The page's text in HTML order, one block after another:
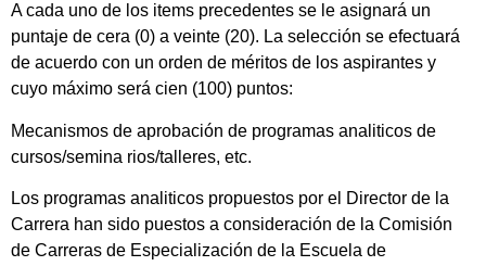
A cada uno de los items precedentes se le asignará un
puntaje de cera (0) a veinte (20). La selección se efectuará
de acuerdo con un orden de méritos de los aspirantes y
cuyo máximo será cien (100) puntos:
Mecanismos de aprobación de programas analiticos de
cursos/semina rios/talleres, etc.
Los programas analiticos propuestos por el Director de la
Carrera han sido puestos a consideración de la Comisión
de Carreras de Especialización de la Escuela de